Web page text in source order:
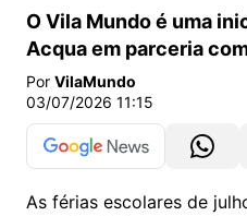
O Vila Mundo é uma
Acqua em parceria
Por VilaMundo
03/07/2026 11:15
As férias escolares de